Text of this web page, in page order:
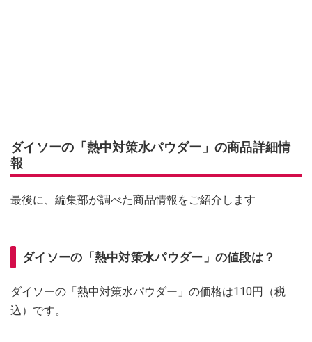
ダイソーの「熱中対策水パウダー」の商品詳細情
報
最後に、編集部が調べた商品情報をご紹介します
ダイソーの「熱中対策水パウダー」の値段は？
ダイソーの「熱中対策水パウダー」の価格は110円（税
込）です。